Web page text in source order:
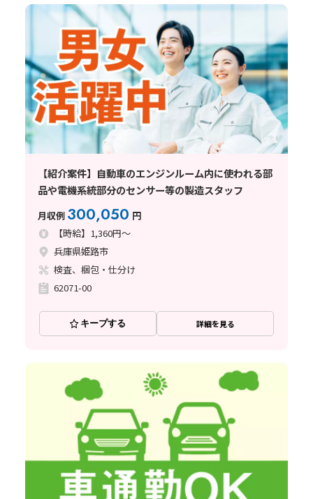
【紹介案件】自動車のエンジンルーム内に使われる部
品や電機系統部分のセンサー等の製造スタッフ
月収例 300,050 円
【時給】1,360円～
兵庫県姫路市
検査、梱包・仕分け
62071-00
キープする 詳細を見る